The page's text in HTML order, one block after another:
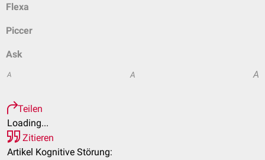
Flexa
Piccer
Ask
A A A
Teilen
Loading...
Zitieren
Artikel Kognitive Störung: